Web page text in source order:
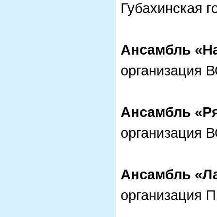
Губахинская
Ансамбль
организация
Ансамбль
организация
Ансамбль
организация